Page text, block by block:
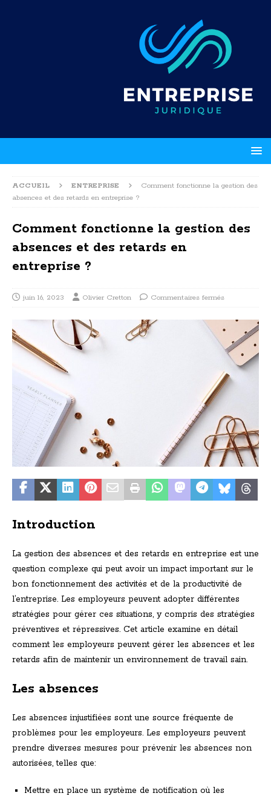
ACCUEIL ENTREPRISE
Comment fonctionne la gestion des
absences et des retards en entreprise ?
Comment fonctionne la gestion des
absences et des retards en
entreprise ?
juin 16, 2023 Olivier Cretton Commentaires fermés
Introduction
La gestion des absences et des retards en entreprise est une
question complexe qui peut avoir un impact important sur le
bon fonctionnement des activités et de la productivité de
l’entreprise. Les employeurs peuvent adopter différentes
stratégies pour gérer ces situations, y compris des stratégies
préventives et répressives. Cet article examine en détail
comment les employeurs peuvent gérer les absences et les
retards afin de maintenir un environnement de travail sain.
Les absences
Les absences injustifiées sont une source fréquente de
problèmes pour les employeurs. Les employeurs peuvent
prendre diverses mesures pour prévenir les absences non
autorisées, telles que:
Mettre en place un système de notification où les